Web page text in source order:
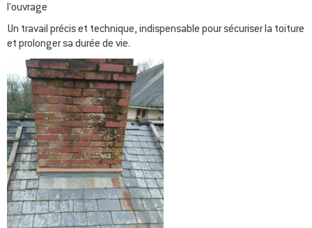
l’ouvrage
Un travail précis et technique, indispensable pour sécuriser la toiture
et prolonger sa durée de vie.